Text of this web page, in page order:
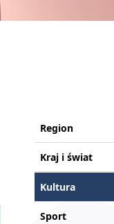
Region
Kraj i świat
Kultura
Sport